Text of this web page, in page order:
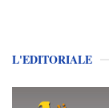
L'EDITORIALE